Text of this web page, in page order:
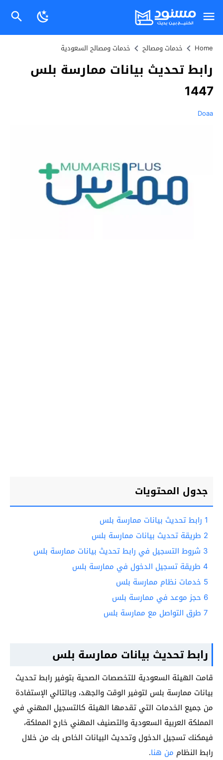
Home خدمات ومصالح خدمات ومصالح السعودية
رابط تحديث بيانات ممارسة بلس
1447
Doaa
جدول المحتويات
1 رابط تحديث بيانات ممارسة بلس
2 طريقة تحديث بيانات ممارسة بلس
3 شروط التسجيل في رابط تحديث بيانات ممارسة بلس
4 طريقة تسجيل الدخول في ممارسة بلس
5 خدمات نظام ممارسة بلس
6 حجز موعد في ممارسة بلس
7 طرق التواصل مع ممارسة بلس
رابط تحديث بيانات ممارسة بلس
قامت الهيئة السعودية للتخصصات الصحية بتوفير رابط تحديث
بيانات ممارسة بلس لتوفير الوقت والجهد، وبالتالي الإستفادة
من جميع الخدمات التي تقدمها الهيئة كالتسجيل المهني في
المملكة العربية السعودية والتصنيف المهني خارج المملكة،
فيمكنك تسجيل الدخول وتحديث البيانات الخاص بك من خلال
رابط النظام من هنا.